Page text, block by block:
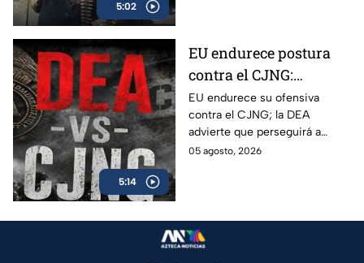
5:02
5:14
EU endurece postura
contra el CJNG:
advierte que también
irá por políticos que
protejan al cártel
EU endurece su ofensiva
contra el CJNG; la DEA
advierte que perseguirá a
políticos que protejan al cártel
05 agosto, 2026